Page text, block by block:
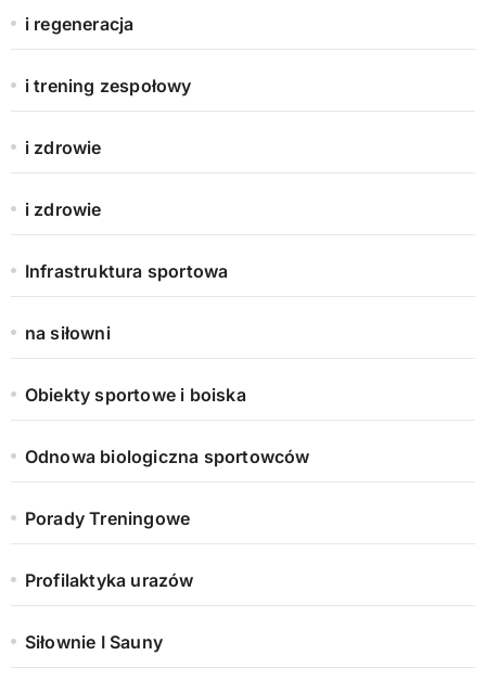
i regeneracja
i trening zespołowy
i zdrowie
i zdrowie
Infrastruktura sportowa
na siłowni
Obiekty sportowe i boiska
Odnowa biologiczna sportowców
Porady Treningowe
Profilaktyka urazów
Siłownie I Sauny